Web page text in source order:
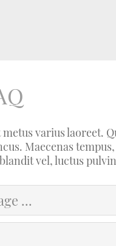
varius laoreet.
Maecenas
vel, luctus
...